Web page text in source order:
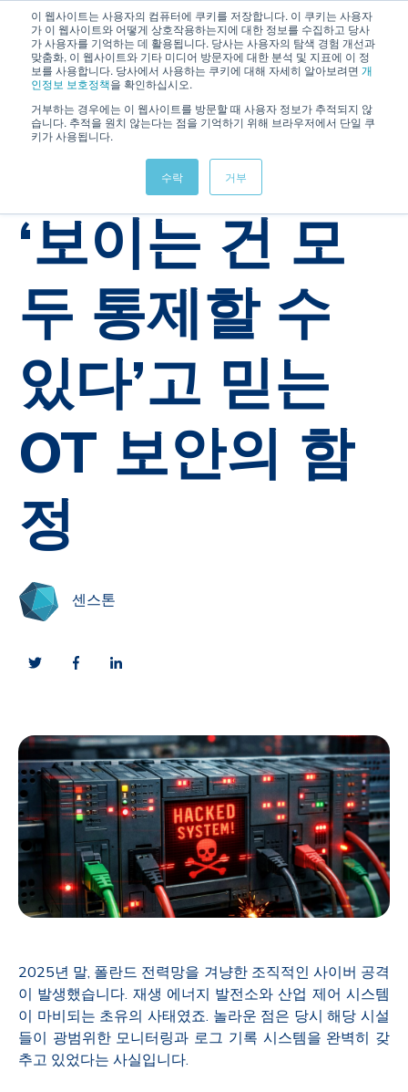
이 웹사이트는 사용자의 컴퓨터에 쿠키를 저장합니다. 이 쿠키는 사용자
가 이 웹사이트와 어떻게 상호작용하는지에 대한 정보를 수집하고 당사
가 사용자를 기억하는 데 활용됩니다. 당사는 사용자의 탐색 경험 개선과
맞춤화, 이 웹사이트와 기타 미디어 방문자에 대한 분석 및 지표에 이 정
보를 사용합니다. 당사에서 사용하는 쿠키에 대해 자세히 알아보려면 개
인정보 보호정책을 확인하십시오.
거부하는 경우에는 이 웹사이트를 방문할 때 사용자 정보가 추적되지 않
습니다. 추적을 원치 않는다는 점을 기억하기 위해 브라우저에서 단일 쿠
키가 사용됩니다.
수락 거부
SSenStone
OT
NIS2 IEC62443
‘보이는 건 모
두 통제할 수
있다’고 믿는
OT 보안의 함
정
센스톤
2025년 말, 폴란드 전력망을 겨냥한 조직적인 사이버 공격
이 발생했습니다. 재생 에너지 발전소와 산업 제어 시스템
이 마비되는 초유의 사태였죠. 놀라운 점은 당시 해당 시설
들이 광범위한 모니터링과 로그 기록 시스템을 완벽히 갖
추고 있었다는 사실입니다.